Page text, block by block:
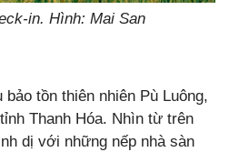
in. Hình: Mai San
bảo tồn thiên nhiên Pù Luông,
Thanh Hóa. Nhìn từ trên
dị với những nếp nhà sàn